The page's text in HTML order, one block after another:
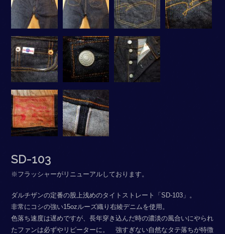
SD-103
※フラッシャーがリニューアルしております。
ダルチザンの定番の股上浅めのタイトストレート「SD-103」。
非常にコシの強い15ozルーズ織り右綾デニムを使用。
色落ち速度は遅めですが、長年穿き込んだ時の濃淡の風合いにやられ
たファンは必ずやリピーターに。 強すぎない自然なタテ落ちが特徴